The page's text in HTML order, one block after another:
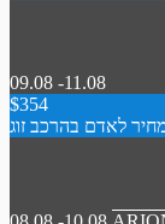
09.08 -11.08
$354
לאדם בהרכב זוג